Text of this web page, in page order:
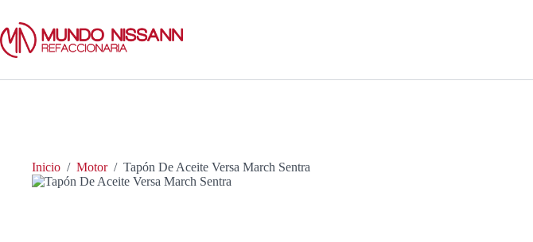
contenido
Inicio / Motor / Tapón De Aceite Versa March Sentra